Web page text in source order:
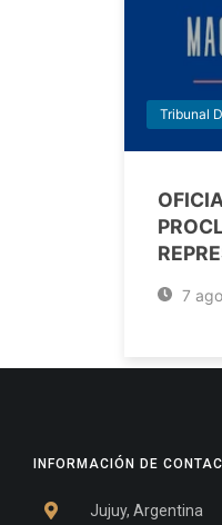
Tribunal
7
INFORMACIÓN DE
Jujuy, Argentina